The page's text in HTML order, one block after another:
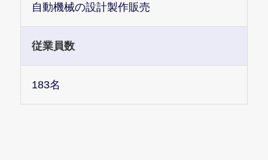
自動機械の設計製作販売
従業員数
183名